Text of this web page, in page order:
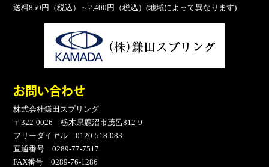
送料850円（税込）～2,400円（税込）(地域によって異なります)
お問い合わせ
株式会社鎌田スプリング
〒322-0026 栃木県鹿沼市茂呂812-9
フリーダイヤル 0120-518-083
直通番号 0289-77-7517
FAX番号 0289-76-1286